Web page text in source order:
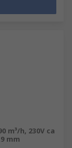
m³/h, 230V ca
mm